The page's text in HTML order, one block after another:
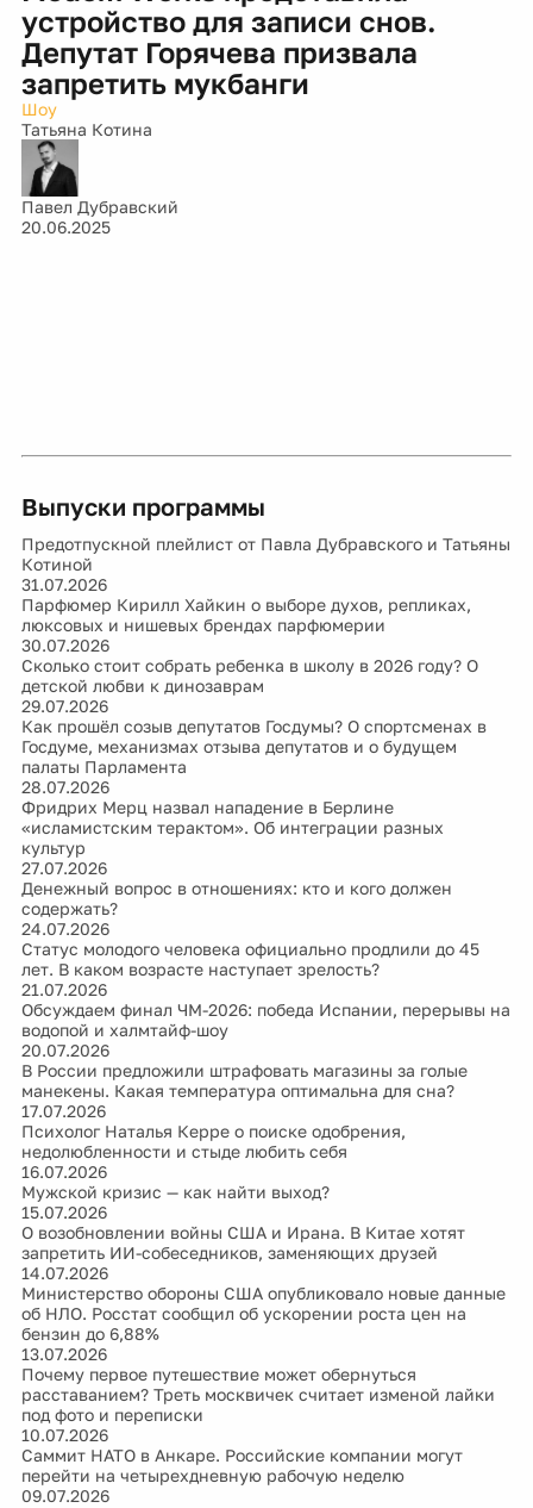
устройство для записи снов.
Депутат Горячева призвала
запретить мукбанги
Шоу
Татьяна Котина
Павел Дубравский
20.06.2025
Выпуски программы
Предотпускной плейлист от Павла Дубравского и Татьяны
Котиной
31.07.2026
Парфюмер Кирилл Хайкин о выборе духов, репликах,
люксовых и нишевых брендах парфюмерии
30.07.2026
Сколько стоит собрать ребенка в школу в 2026 году? О
детской любви к динозаврам
29.07.2026
Как прошёл созыв депутатов Госдумы? О спортсменах в
Госдуме, механизмах отзыва депутатов и о будущем
палаты Парламента
28.07.2026
Фридрих Мерц назвал нападение в Берлине
«исламистским терактом». Об интеграции разных
культур
27.07.2026
Денежный вопрос в отношениях: кто и кого должен
содержать?
24.07.2026
Статус молодого человека официально продлили до 45
лет. В каком возрасте наступает зрелость?
21.07.2026
Обсуждаем финал ЧМ-2026: победа Испании, перерывы на
водопой и халмтайф-шоу
20.07.2026
В России предложили штрафовать магазины за голые
манекены. Какая температура оптимальна для сна?
17.07.2026
Психолог Наталья Керре о поиске одобрения,
недолюбленности и стыде любить себя
16.07.2026
Мужской кризис — как найти выход?
15.07.2026
О возобновлении войны США и Ирана. В Китае хотят
запретить ИИ-собеседников, заменяющих друзей
14.07.2026
Министерство обороны США опубликовало новые данные
об НЛО. Росстат сообщил об ускорении роста цен на
бензин до 6,88%
13.07.2026
Почему первое путешествие может обернуться
расставанием? Треть москвичек считает изменой лайки
под фото и переписки
10.07.2026
Саммит НАТО в Анкаре. Российские компании могут
перейти на четырехдневную рабочую неделю
09.07.2026